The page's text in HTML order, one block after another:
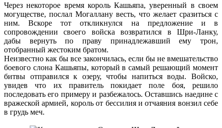
Через некоторое время король Кашьяпа, уверенный в своем
могуществе, послал Могаллану весть, что желает сразиться с
ним. Вскоре тот откликнулся на предложение и в
сопровождении своего войска возвратился в Шри-Ланку,
дабы вернуть по праву принадлежавший ему трон,
отобранный жестоким братом.
Неизвестно как бы все закончилась, если бы не вмешательство
боевого слона Кашьяпы, который в самый решающий момент
битвы отправился к озеру, чтобы напиться воды. Войско,
увидев что их правитель покидает поле боя, решило
последовать его примеру и разбежалось. Оставшись наедине с
вражеской армией, король от бессилия и отчаяния вонзил себе
в грудь меч.